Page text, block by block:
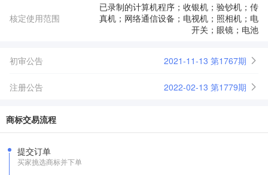
核定使用范围
已录制的计算机程序；收银机；验钞机；传
真机；网络通信设备；电视机；照相机；电
开关；眼镜；电池
初审公告 2021-11-13 第1767期
注册公告 2022-02-13 第1779期
商标交易流程
提交订单
买家挑选商标并下单